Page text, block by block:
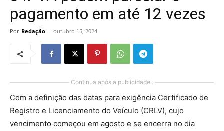
pagamento em até 12 vezes
Por Redação - outubro 15, 2024
Continua após a publicidade..
Com a definição das datas para exigência Certificado de
Registro e Licenciamento do Veículo (CRLV), cujo
vencimento começou em agosto e se encerra no dia